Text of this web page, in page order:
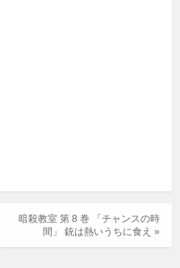
暗殺教室 第 8 巻 「チャンスの時
間」 銃は熱いうちに食え »